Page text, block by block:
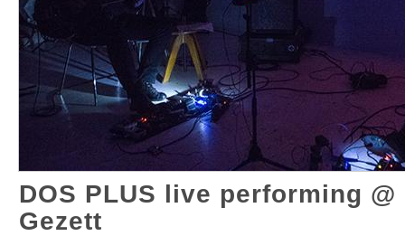
DOS PLUS live performing
Gezett